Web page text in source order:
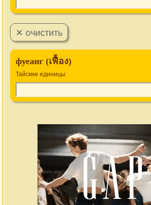
фуеанг (เฟื้อง)
Тайские единицы